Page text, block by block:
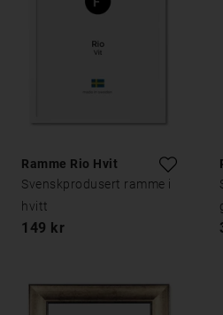
Ramme Rio Hvit
Svenskprodusert ramme i
hvitt
149 kr